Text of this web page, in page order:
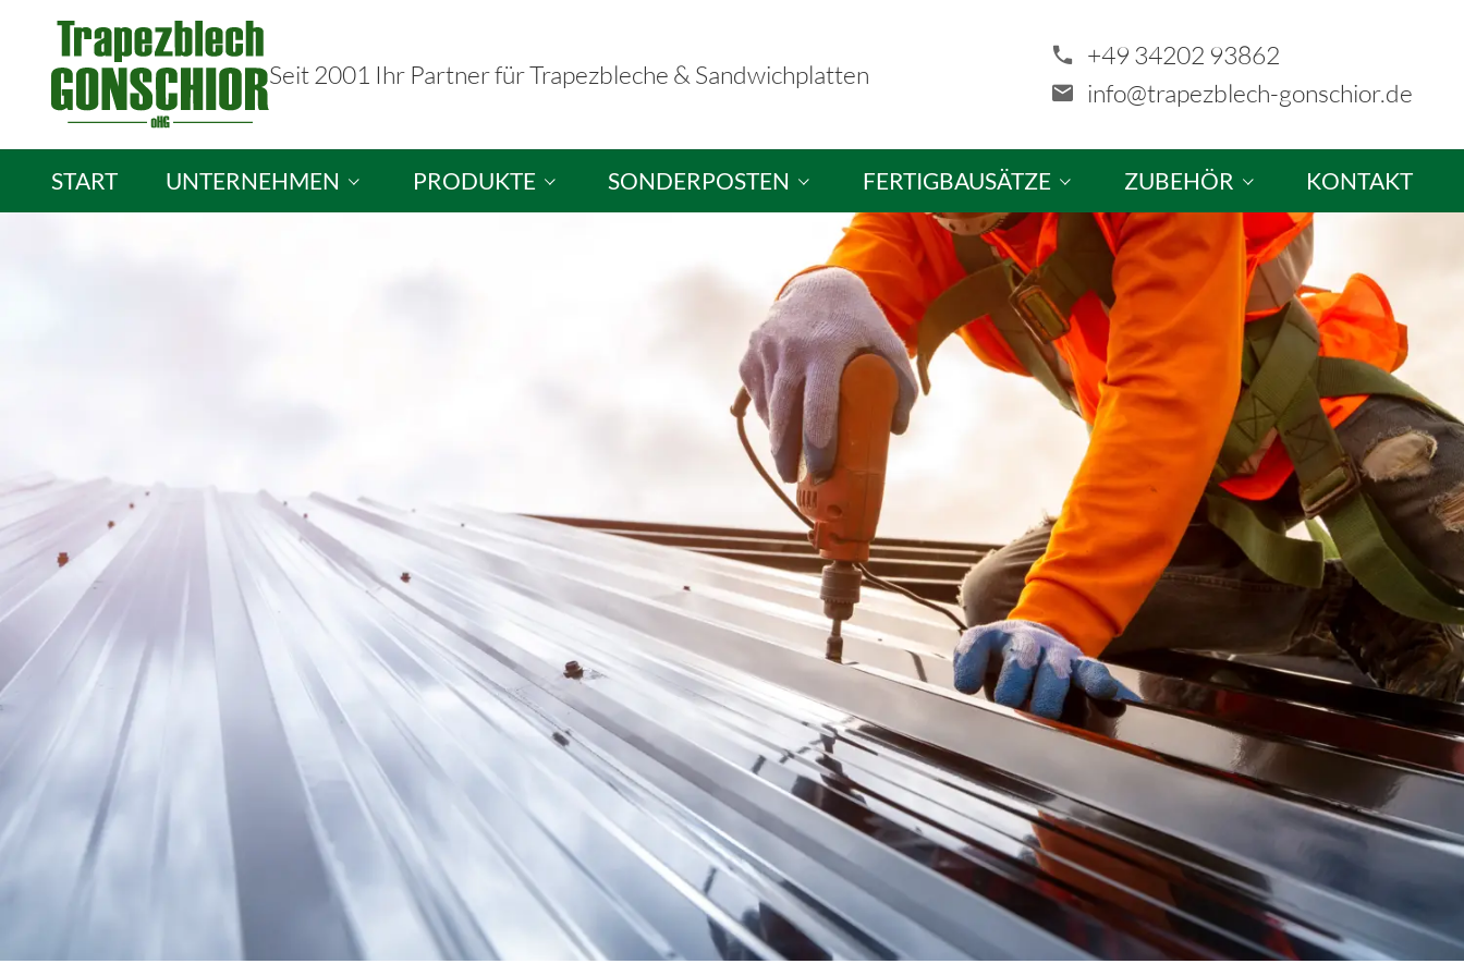
Seit 2001 Ihr Partner für Trapezbleche & Sandwichplatten
+49 34202 93862
info@trapezblech-gonschior.de
START UNTERNEHMEN PRODUKTE
Trapezbleche
Wellbleche / Profilbleche
Torpaneele
SONDERPOSTEN
Sandwichplatten / Dachplatten
Sandwichelemente / Wandplatten
Brandschutzelemente
FERTIGBAUSÄTZE
Fertigbausätze & Sonderanfertigungen
Musterausstellung
ZUBEHÖR
Schrauben
Profilfüller & Kantprofile
Kalotten
KONTAKT